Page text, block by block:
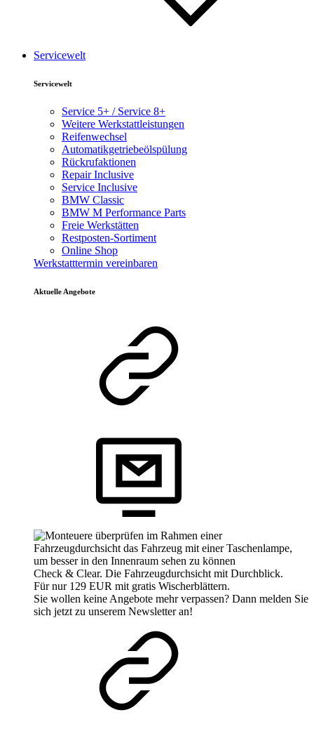
Servicewelt
Servicewelt
Service 5+ / Service 8+
Weitere Werkstattleistungen
Reifenwechsel
Automatikgetriebeölspülung
Rückrufaktionen
Repair Inclusive
Service Inclusive
BMW Classic
BMW M Performance Parts
Freie Werkstätten
Restposten-Sortiment
Online Shop
Werkstatttermin vereinbaren
Aktuelle Angebote
Check & Clear. Die Fahrzeugdurchsicht mit Durchblick.
Für nur 129 EUR mit gratis Wischerblättern.
Sie wollen keine Angebote mehr verpassen? Dann melden Sie
sich jetzt zu unserem Newsletter an!